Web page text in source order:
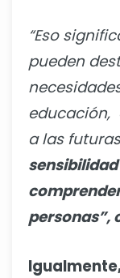
“Eso
pueden
educación,
a las
personas”,